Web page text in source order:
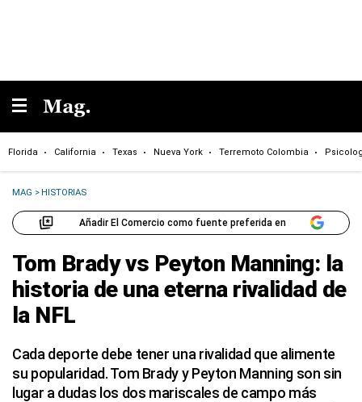
Florida California Texas Nueva York Terremoto Colombia
MAG >HISTORIAS
Añadir El Comercio como fuente preferida en
Tom Brady vs Peyton Manning: la
historia de una eterna rivalidad de
la NFL
Cada deporte debe tener una rivalidad que alimente
su popularidad. Tom Brady y Peyton Manning son sin
lugar a dudas los dos mariscales de campo más